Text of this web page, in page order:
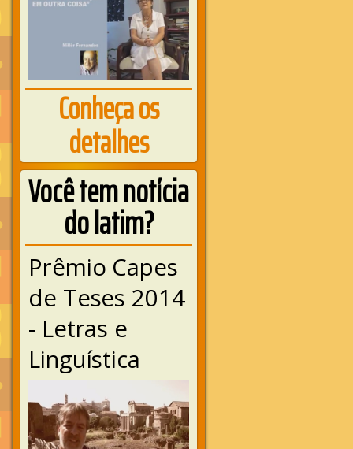
Conheça os
detalhes
Você tem notícia
do latim?
Prêmio Capes
de Teses 2014
- Letras e
Linguística